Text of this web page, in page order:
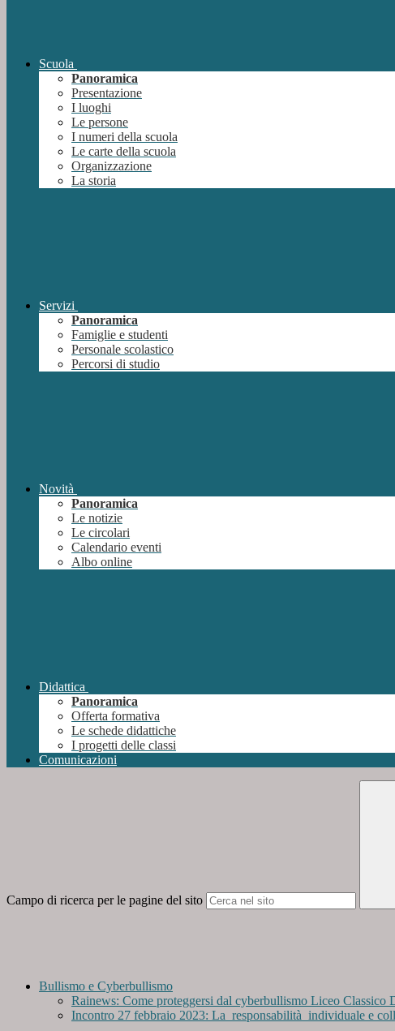
Scuola
Panoramica
Presentazione
I luoghi
Le persone
I numeri della scuola
Le carte della scuola
Organizzazione
La storia
Servizi
Panoramica
Famiglie e studenti
Personale scolastico
Percorsi di studio
Novità
Panoramica
Le notizie
Le circolari
Calendario eventi
Albo online
Didattica
Panoramica
Offerta formativa
Le schede didattiche
I progetti delle classi
Comunicazioni
Campo di ricerca per le pagine del sito
Bullismo e Cyberbullismo
Rainews: Come proteggersi dal cyberbullismo Liceo Classico
Incontro 27 febbraio 2023: La responsabilità individuale e